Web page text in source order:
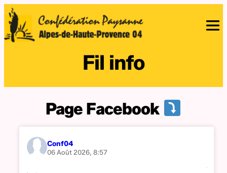
Fil info
Page Facebook
Conf04
06 Août 2026, 8:57